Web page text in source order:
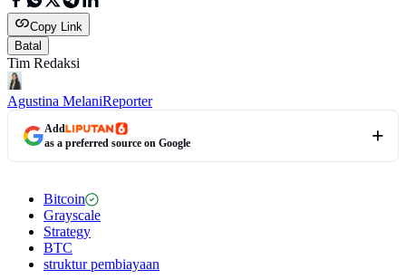
Copy Link
Batal
Tim Redaksi
Agustina MelaniReporter
Add
as a preferred source on Google
Bitcoin
Grayscale
Strategy
BTC
struktur pembiayaan